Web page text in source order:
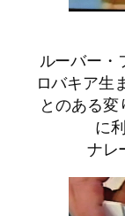
ルーバー・
ロバキア生
とのある
に
ナレ